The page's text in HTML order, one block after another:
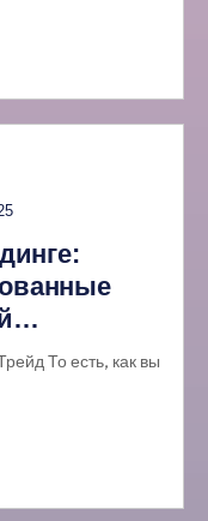
То есть, как вы